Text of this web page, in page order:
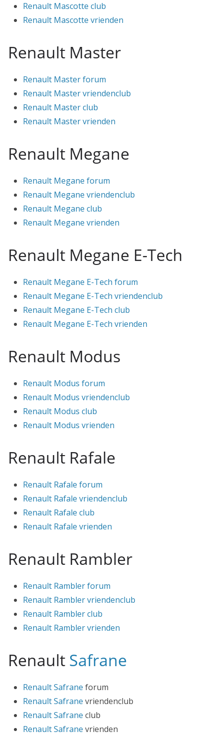
Renault Mascotte club
Renault Mascotte vrienden
Renault Master
Renault Master forum
Renault Master vriendenclub
Renault Master club
Renault Master vrienden
Renault Megane
Renault Megane forum
Renault Megane vriendenclub
Renault Megane club
Renault Megane vrienden
Renault Megane E-Tech
Renault Megane E-Tech forum
Renault Megane E-Tech vriendenclub
Renault Megane E-Tech club
Renault Megane E-Tech vrienden
Renault Modus
Renault Modus forum
Renault Modus vriendenclub
Renault Modus club
Renault Modus vrienden
Renault Rafale
Renault Rafale forum
Renault Rafale vriendenclub
Renault Rafale club
Renault Rafale vrienden
Renault Rambler
Renault Rambler forum
Renault Rambler vriendenclub
Renault Rambler club
Renault Rambler vrienden
Renault Safrane
RenaultSafrane forum
RenaultSafrane vriendenclub
RenaultSafrane club
RenaultSafrane vrienden